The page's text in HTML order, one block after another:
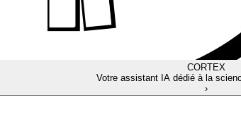
CORTEX
Votre assistant IA dédié à la
›